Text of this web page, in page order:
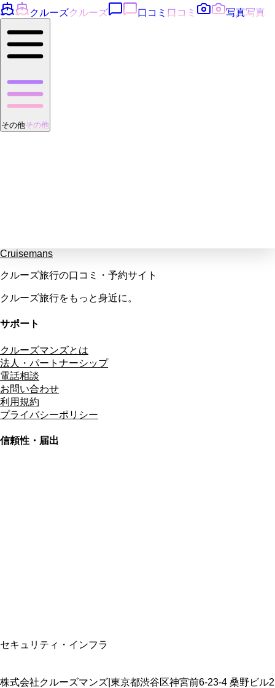
クルーズクルーズ 口コミ 口コミ 写真写真
その他その他
Cruisemans
クルーズ旅行の口コミ・予約サイト
クルーズ旅行をもっと身近に。
サポート
クルーズマンズとは
法人・パートナーシップ
電話相談
お問い合わせ
利用規約
プライバシーポリシー
信頼性・届出
セキュリティ・インフラ
株式会社クルーズマンズ 東京都渋谷区神宮前6-23-4 桑野ビル2